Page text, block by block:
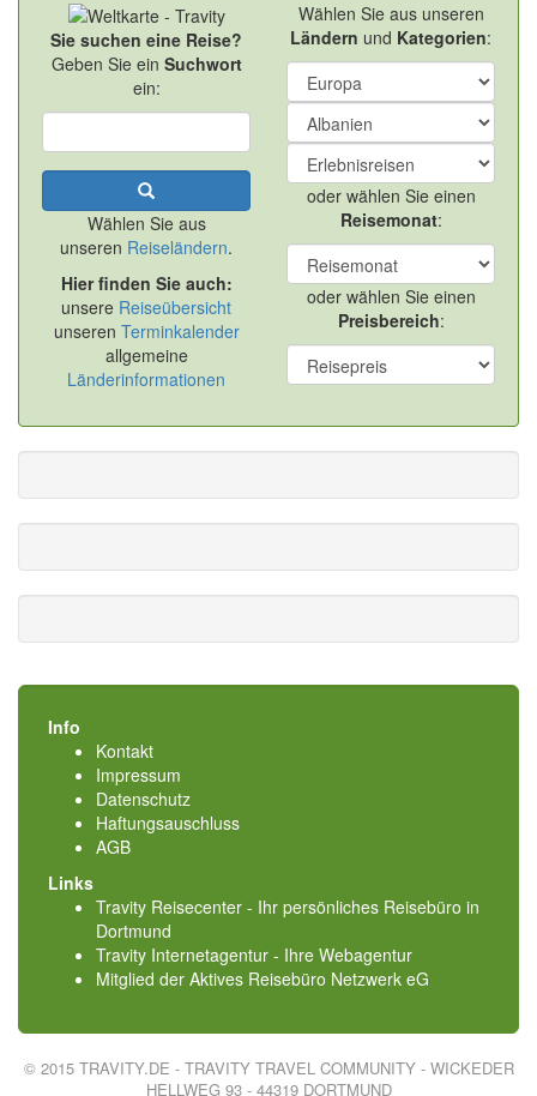
Sie suchen eine Reise?
Geben Sie ein Suchwort
ein:
Wählen Sie aus
unseren Reiseländern.
Hier finden Sie auch:
unsere Reiseübersicht
unseren Terminkalender
allgemeine
Länderinformationen
Wählen Sie aus unseren
Ländern und Kategorien:
oder wählen Sie einen
Reisemonat:
oder wählen Sie einen
Preisbereich:
Info
Kontakt
Impressum
Datenschutz
Haftungsauschluss
AGB
Links
Travity Reisecenter - Ihr persönliches Reisebüro in
Dortmund
Travity Internetagentur - Ihre Webagentur
Mitglied der Aktives Reisebüro Netzwerk eG
© 2015 TRAVITY.DE - TRAVITY TRAVEL COMMUNITY - WICKEDER
HELLWEG 93 - 44319 DORTMUND